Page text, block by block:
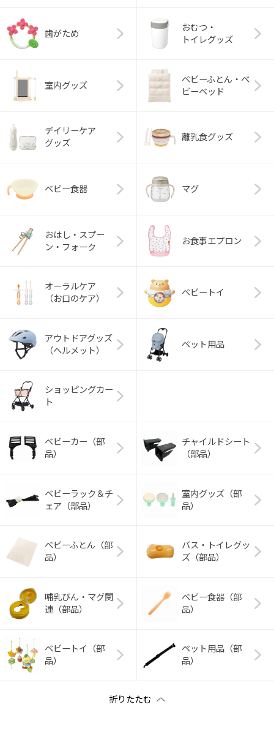
歯がため
おむつ・
トイレグッズ
室内グッズ
ベビーふとん・ベ
ビーベッド
デイリーケア
グッズ
離乳食グッズ
ベビー食器 マグ
おはし・スプー
ン・フォーク
お食事エプロン
オーラルケア
（お口のケア）
ベビートイ
アウトドアグッズ
（ヘルメット）
ペット用品
ショッピングカー
ト
ベビーカー（部
品）
チャイルドシート
（部品）
ベビーラック＆チ
ェア（部品）
室内グッズ（部
品）
ベビーふとん（部
品）
バス・トイレグッ
ズ（部品）
哺乳びん・マグ関
連（部品）
ベビー食器（部
品）
ベビートイ（部
品）
ペット用品（部
品）